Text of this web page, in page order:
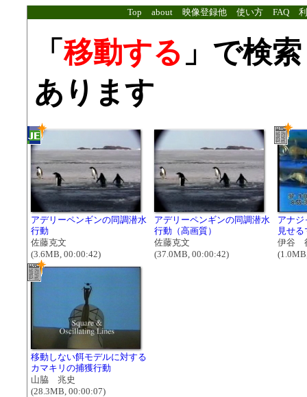
Top about 映像登録他 使い方 FAQ
「移動する 」で検
あります
アデリーペンギンの同調潜水
行動
佐藤克文
(3.6MB, 00:00:42)
アデリーペンギンの同調潜水
行動（高画質）
佐藤克文
(37.0MB, 00:00:42)
アナジ
見せ
伊谷
移動しない餌モデルに対する
カマキリの捕獲行動
山脇 兆史
(28.3MB, 00:00:07)